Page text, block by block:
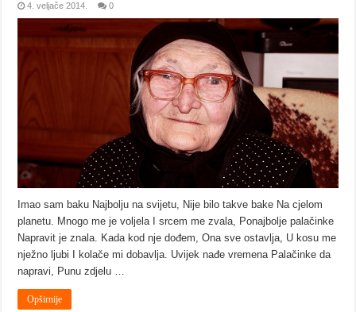
4. veljače 2014. 0
Imao sam baku Najbolju na svijetu, Nije bilo takve bake Na cjelom
planetu. Mnogo me je voljela I srcem me zvala, Ponajbolje palačinke
Napravit je znala. Kada kod nje dođem, Ona sve ostavlja, U kosu me
nježno ljubi I kolače mi dobavlja. Uvijek nađe vremena Palačinke da
napravi, Punu zdjelu …
Opširnije